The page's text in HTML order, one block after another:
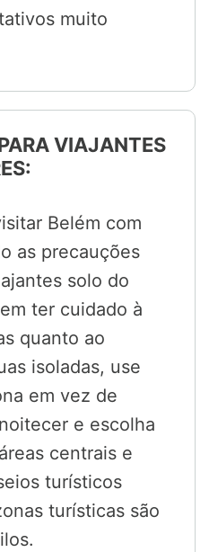
muito
VIAJANTES
Belém com
as precauções
solo do
ter cuidado à
quanto ao
isoladas, use
em vez de
e escolha
centrais e
turísticos
turísticas são